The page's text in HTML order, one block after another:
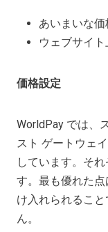
あいまいな
ウェブサイ
価格設定
WorldPay では、
スト ゲートウェ
しています。そ
す。最も優れた
け入れられるこ
ん。